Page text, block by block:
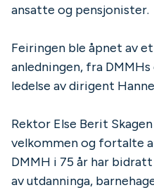
ansatte og pensjonister.
Feiringen ble åpnet av
anledningen, fra
ledelse av dirigent
Rektor Else Berit
velkommen og fortalte
DMMH i 75 år har
av utdanninga,